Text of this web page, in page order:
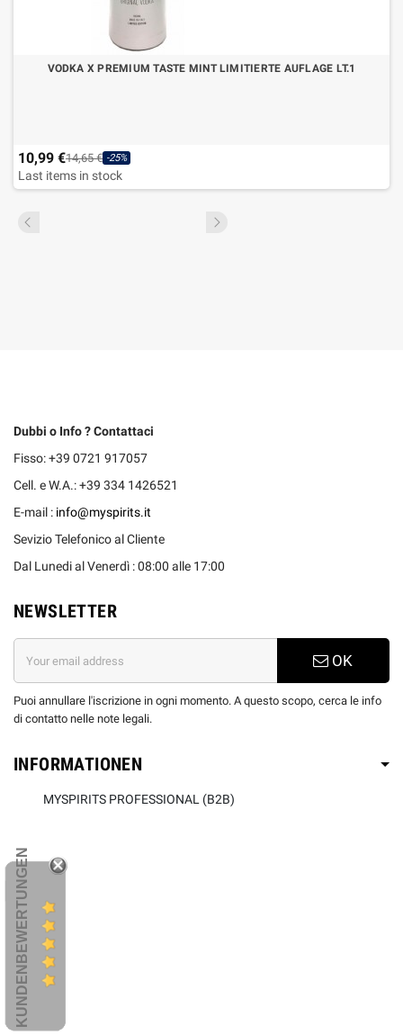
VODKA X PREMIUM TASTE MINT LIMITIERTE AUFLAGE LT.1
10,99 €14,65 € -25%
Last items in stock
Dubbi o Info ? Contattaci
Fisso: +39 0721 917057
Cell. e W.A.: +39 334 1426521
E-mail : info@myspirits.it
Sevizio Telefonico al Cliente
Dal Lunedi al Venerdì : 08:00 alle 17:00
NEWSLETTER
OK
Puoi annullare l'iscrizione in ogni momento. A questo scopo, cerca le info
di contatto nelle note legali.
INFORMATIONEN
MYSPIRITS PROFESSIONAL (B2B)
KUNDENBEWERTUNGEN